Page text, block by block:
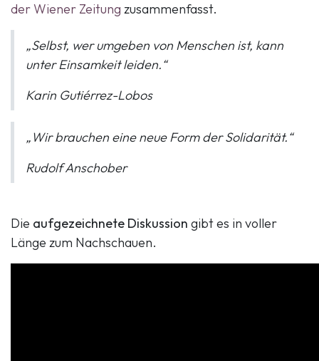
der Wiener Zeitung zusammenfasst.
„Selbst, wer umgeben von Menschen ist, kann
unter Einsamkeit leiden.“
Karin Gutiérrez-Lobos
„Wir brauchen eine neue Form der Solidarität.“
Rudolf Anschober
Die aufgezeichnete Diskussion gibt es in voller
Länge zum Nachschauen.